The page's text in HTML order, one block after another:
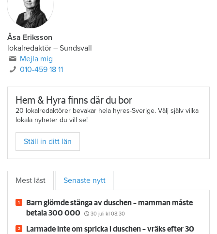
Åsa Eriksson
lokalredaktör – Sundsvall
Mejla mig
010-459 18 11
Hem & Hyra finns där du bor
20 lokalredaktörer bevakar hela hyres-Sverige. Välj själv vilka
lokala nyheter du vill se!
Ställ in ditt län
Mest läst Senaste nytt
Barn glömde stänga av duschen – mamman måste
betala 300 000
30 juli kl 08:30
Larmade inte om spricka i duschen – vräks efter 30